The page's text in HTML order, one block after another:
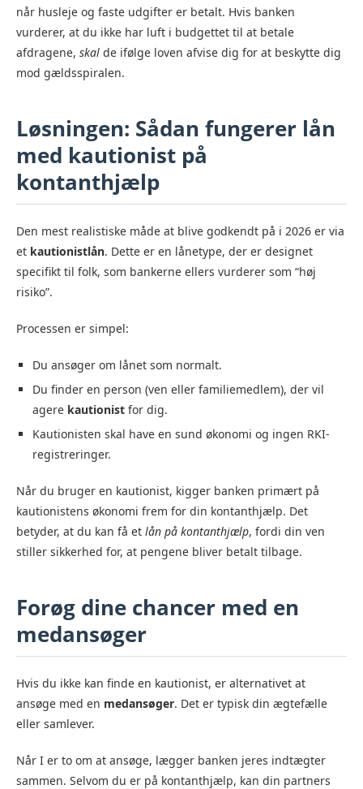
når husleje og faste udgifter er betalt. Hvis banken
vurderer, at du ikke har luft i budgettet til at betale
afdragene, skal de ifølge loven afvise dig for at beskytte dig
mod gældsspiralen.
Løsningen: Sådan fungerer lån
med kautionist på
kontanthjælp
Den mest realistiske måde at blive godkendt på i 2026 er via
et kautionistlån. Dette er en lånetype, der er designet
specifikt til folk, som bankerne ellers vurderer som “høj
risiko”.
Processen er simpel:
Du ansøger om lånet som normalt.
Du finder en person (ven eller familiemedlem), der vil
agere kautionist for dig.
Kautionisten skal have en sund økonomi og ingen RKI-
registreringer.
Når du bruger en kautionist, kigger banken primært på
kautionistens økonomi frem for din kontanthjælp. Det
betyder, at du kan få et lån på kontanthjælp, fordi din ven
stiller sikkerhed for, at pengene bliver betalt tilbage.
Forøg dine chancer med en
medansøger
Hvis du ikke kan finde en kautionist, er alternativet at
ansøge med en medansøger. Det er typisk din ægtefælle
eller samlever.
Når I er to om at ansøge, lægger banken jeres indtægter
sammen. Selvom du er på kontanthjælp, kan din partners